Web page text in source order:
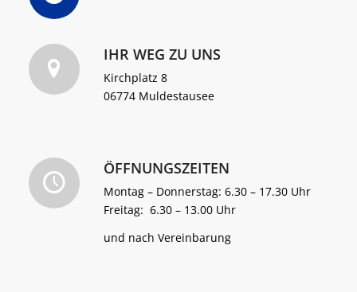
IHR WEG ZU UNS
Kirchplatz 8
06774 Muldestausee
ÖFFNUNGSZEITEN
Montag – Donnerstag: 6.30 – 17.30 Uhr
Freitag: 6.30 – 13.00 Uhr
und nach Vereinbarung